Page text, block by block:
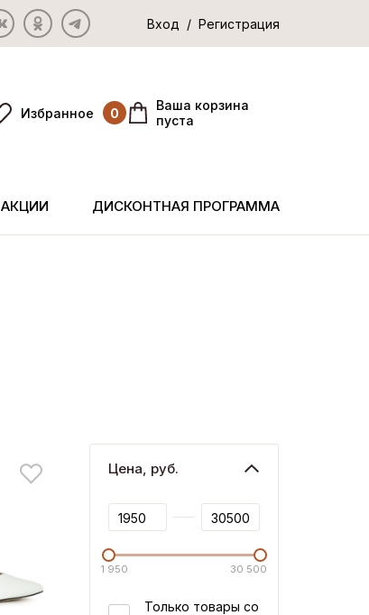
Вход / Регистрация
Избранное 0
Ваша корзина
пуста
АКЦИИ ДИСКОНТНАЯ ПРОГРАММА
Цена, руб.
1 950 30 500
Только товары со